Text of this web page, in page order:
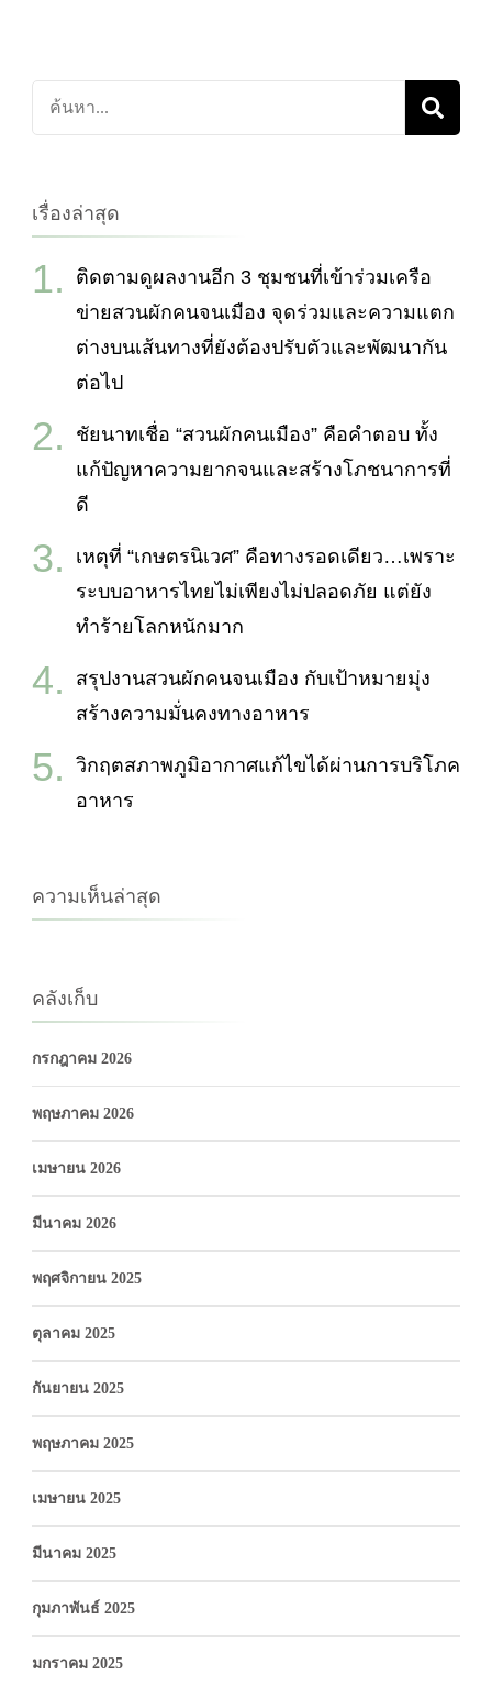
ค้นหา
เกี่ยว
เรื่องล่าสุด
ติดตามดูผลงานอีก 3 ชุมชนที่เข้าร่วมเครือ
ข่ายสวนผักคนจนเมือง จุดร่วมและความแตก
ต่างบนเส้นทางที่ยังต้องปรับตัวและพัฒนากัน
ต่อไป
ชัยนาทเชื่อ “สวนผักคนเมือง” คือคำตอบ ทั้ง
แก้ปัญหาความยากจนและสร้างโภชนาการที่
ดี
เหตุที่ “เกษตรนิเวศ” คือทางรอดเดียว…เพราะ
ระบบอาหารไทยไม่เพียงไม่ปลอดภัย แต่ยัง
ทำร้ายโลกหนักมาก
สรุปงานสวนผักคนจนเมือง กับเป้าหมายมุ่ง
สร้างความมั่นคงทางอาหาร
วิกฤตสภาพภูมิอากาศแก้ไขได้ผ่านการบริโภค
อาหาร
ความเห็นล่าสุด
คลังเก็บ
กรกฎาคม 2026
พฤษภาคม 2026
เมษายน 2026
มีนาคม 2026
พฤศจิกายน 2025
ตุลาคม 2025
กันยายน 2025
พฤษภาคม 2025
เมษายน 2025
มีนาคม 2025
กุมภาพันธ์ 2025
มกราคม 2025